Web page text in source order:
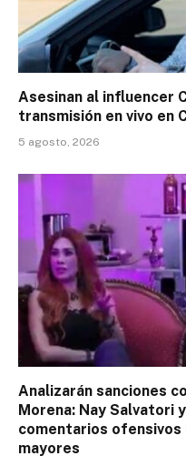
Asesinan al influencer
transmisión en vivo en
5 agosto, 2026
Analizarán sanciones
Morena: Nay Salvatori
comentarios ofensivos
mayores